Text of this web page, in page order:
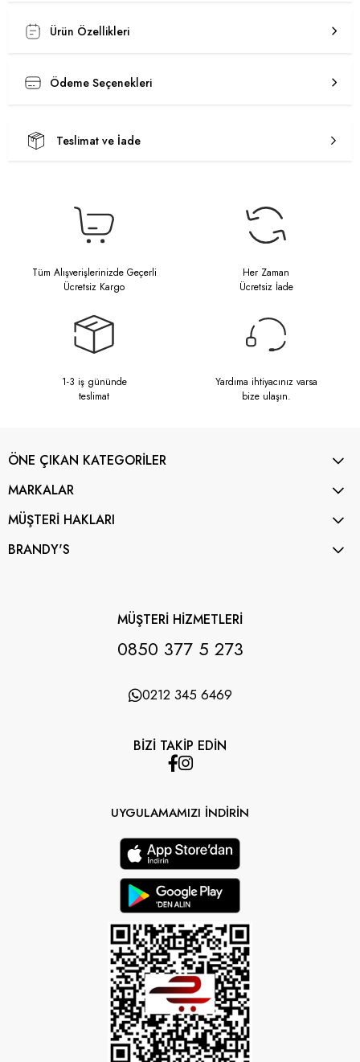
Ürün Özellikleri
Ödeme Seçenekleri
Teslimat ve İade
Tüm Alışverişlerinizde Geçerli
Ücretsiz Kargo
Her Zaman
Ücretsiz İade
1-3 iş gününde
teslimat
Yardıma ihtiyacınız varsa
bize ulaşın.
ÖNE ÇIKAN KATEGORİLER
MARKALAR
MÜŞTERİ HAKLARI
BRANDY'S
MÜŞTERİ HİZMETLERİ
0850 377 5 273
0212 345 6469
BİZİ TAKİP EDİN
UYGULAMAMIZI İNDİRİN